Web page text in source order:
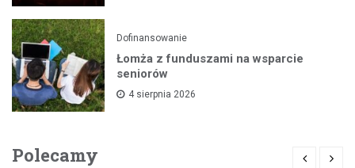
Dofinansowanie
Łomża z funduszami na wsparcie
seniorów
4 sierpnia 2026
Polecamy